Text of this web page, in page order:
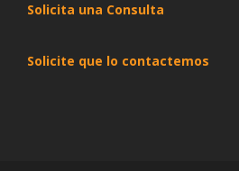
Solicita una Consulta
Solicite que lo contactemos